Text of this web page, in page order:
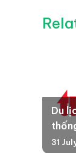
Du
31